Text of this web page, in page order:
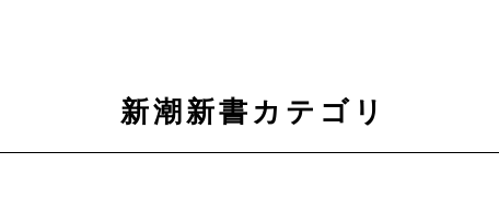
新潮新書カテゴリ